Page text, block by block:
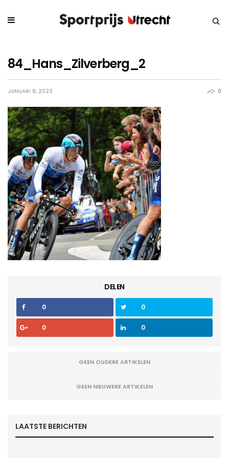
84_Hans_Zilverberg_2
JANUARI 9, 2023 0
DELEN
0 0
0 0
GEEN OUDERE ARTIKELEN
GEEN NIEUWERE ARTIKELEN
LAATSTE BERICHTEN